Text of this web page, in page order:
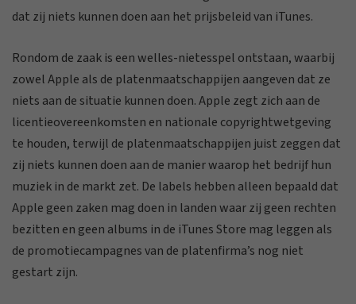
dat zij niets kunnen doen aan het prijsbeleid van iTunes.
Rondom de zaak is een welles-nietesspel ontstaan, waarbij
zowel Apple als de platenmaatschappijen aangeven dat ze
niets aan de situatie kunnen doen. Apple zegt zich aan de
licentieovereenkomsten en nationale copyrightwetgeving
te houden, terwijl de platenmaatschappijen juist zeggen dat
zij niets kunnen doen aan de manier waarop het bedrijf hun
muziek in de markt zet. De labels hebben alleen bepaald dat
Apple geen zaken mag doen in landen waar zij geen rechten
bezitten en geen albums in de iTunes Store mag leggen als
de promotiecampagnes van de platenfirma’s nog niet
gestart zijn.